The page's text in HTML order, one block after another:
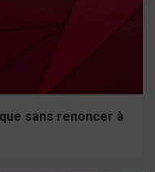
sans renoncer à